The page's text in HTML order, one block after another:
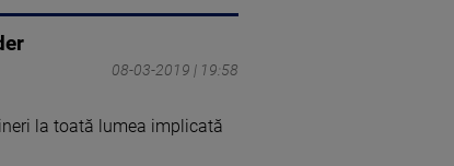
08-03-2019 | 19:58
la toată lumea implicată